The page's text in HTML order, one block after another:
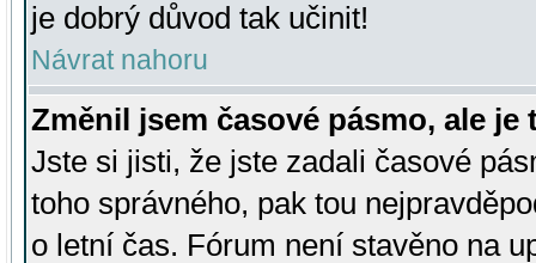
je dobrý důvod tak učinit!
Návrat nahoru
Změnil jsem časové pásmo, ale je
Jste si jisti, že jste zadali časové
toho správného, pak tou
o letní čas. Fórum není stavěno na